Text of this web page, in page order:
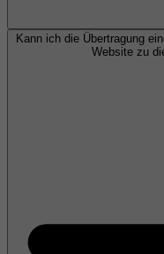
Kann ich die Übertragung
Website zu